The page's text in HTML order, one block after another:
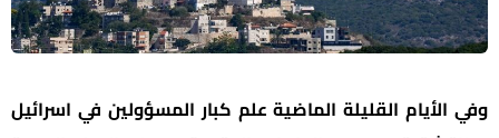
وفي الأيام القليلة الماضية علم كبار المسؤولين في اسرائيل